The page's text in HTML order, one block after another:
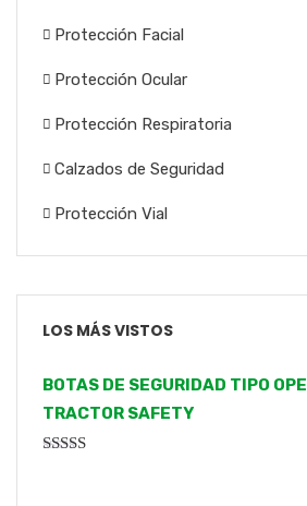
Protección Facial
Protección Ocular
Protección Respiratoria
Calzados de Seguridad
Protección Vial
LOS MÁS VISTOS
BOTAS DE SEGURIDAD TIPO
TRACTOR SAFETY